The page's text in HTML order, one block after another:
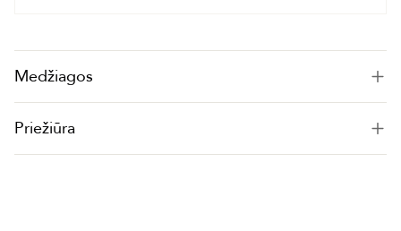
Medžiagos
Priežiūra